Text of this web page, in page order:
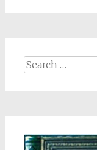
Search
for: